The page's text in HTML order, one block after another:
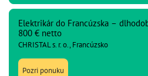
Elektrikár do Francúzska –
800 € netto
CHRISTAL s. r. o., Francúzsko
Pozri ponuku